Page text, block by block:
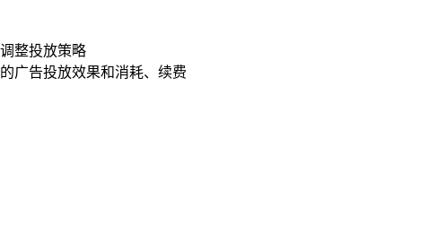
整投放策略
广告投放效果和消耗、续费